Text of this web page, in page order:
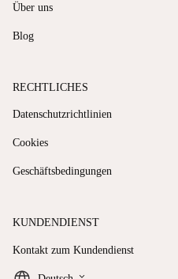
Über uns
Blog
RECHTLICHES
Datenschutzrichtlinien
Cookies
Geschäftsbedingungen
KUNDENDIENST
Kontakt zum Kundendienst